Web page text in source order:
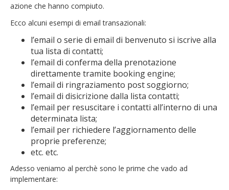
azione che hanno compiuto.
Ecco alcuni esempi di email transazionali:
l’email o serie di email di benvenuto si iscrive alla
tua lista di contatti;
l’email di conferma della prenotazione
direttamente tramite booking engine;
l’email di ringraziamento post soggiorno;
l’email di disicrizione dalla lista contatti;
l’email per resuscitare i contatti all’interno di una
determinata lista;
l’email per richiedere l’aggiornamento delle
proprie preferenze;
etc. etc.
Adesso veniamo al perchè sono le prime che vado ad
implementare: